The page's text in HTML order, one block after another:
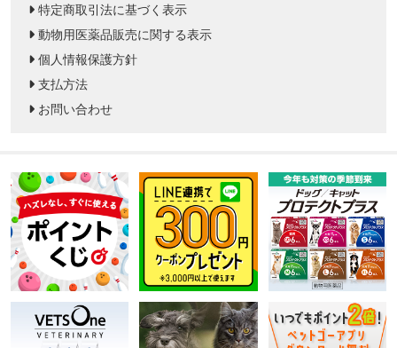
特定商取引法に基づく表示
動物用医薬品販売に関する表示
個人情報保護方針
支払方法
お問い合わせ